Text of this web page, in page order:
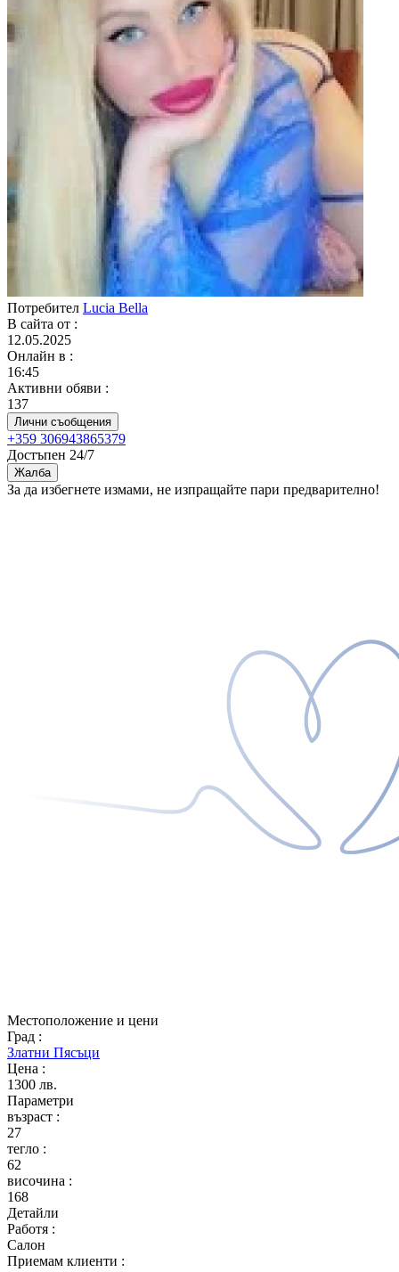
Потребител Lucia Bella
В сайта от :
12.05.2025
Онлайн в :
16:45
Активни обяви :
137
Лични съобщения
+359 306943865379
Достъпен 24/7
Жалба
За да избегнете измами, не изпращайте пари предварително!
Местоположение и цени
Град :
Златни Пясъци
Цена :
1300 лв.
Параметри
възраст :
27
тегло :
62
височина :
168
Детайли
Работя :
Салон
Приемам клиенти :